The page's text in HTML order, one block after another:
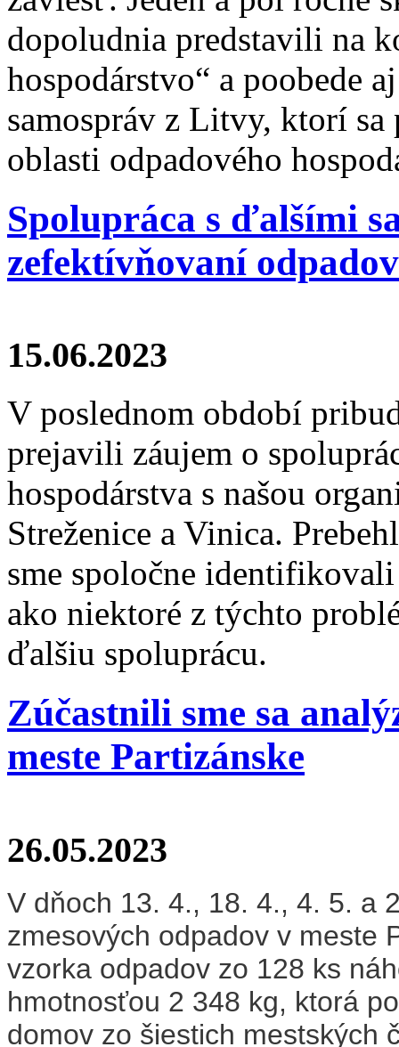
dopoludnia predstavili na
hospodárstvo“ a poobede
samospráv z Litvy, ktorí
oblasti odpadového
Spolupráca s ďalšími
zefektívňovaní
15.06.2023
V poslednom období
prejavili záujem o
hospodárstva s našou
Streženice a Vinica.
sme spoločne
ako niektoré z týchto
ďalšiu spoluprácu.
Zúčastnili sme sa
meste Partizánske
26.05.2023
V dňoch 13. 4., 18. 4., 4. 5. a
zmesových odpadov v meste
vzorka odpadov zo 128 ks
hmotnosťou 2 348 kg, ktorá
domov zo šiestich mestských